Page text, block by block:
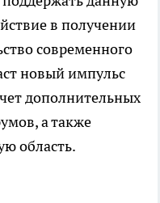
в получении
современного
новый импульс
дополнительных
а также
область.